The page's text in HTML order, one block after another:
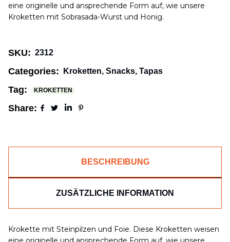
eine originelle und ansprechende Form auf, wie unsere
Kroketten mit Sobrasada-Wurst und Honig.
SKU: 2312
Categories: Kroketten, Snacks, Tapas
Tag: KROKETTEN
Share:
BESCHREIBUNG
ZUSÄTZLICHE INFORMATION
Krokette mit Steinpilzen und Foie. Diese Kroketten weisen